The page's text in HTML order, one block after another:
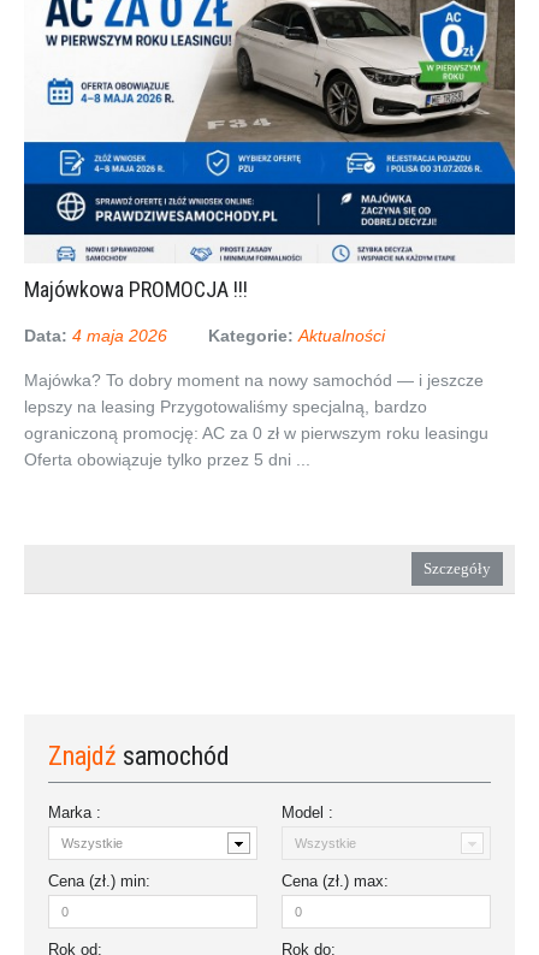
Majówkowa PROMOCJA !!!
Data: 4 maja 2026 Kategorie: Aktualności
Majówka? To dobry moment na nowy samochód — i jeszcze
lepszy na leasing Przygotowaliśmy specjalną, bardzo
ograniczoną promocję: AC za 0 zł w pierwszym roku leasingu
Oferta obowiązuje tylko przez 5 dni ...
Szczegóły
Znajdź samochód
Marka : Model :
Cena (zł.) min: Cena (zł.) max:
Rok od: Rok do: